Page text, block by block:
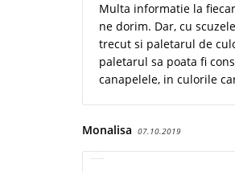
Multa informatie la
ne dorim. Dar, cu
trecut si paletarul de
paletarul sa poata fi
canapelele, in culorile
Monalisa 07.10.2019